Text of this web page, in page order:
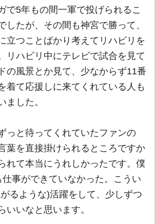
で5年もの間一軍で投げられるこ
したが、その間も神宮で勝って、
立つことばかり考えてリハビリを
リハビリ中にテレビで試合を見て
の風景とか見て、少なからず11番
着て応援しに来てくれている人も
ました。
っと待ってくれていたファンの
葉を直接掛けられるところですか
れて本当にうれしかったです。僕
事ができていなかった。こうい
るような)活躍をして、少しずつ
いいなと思います。